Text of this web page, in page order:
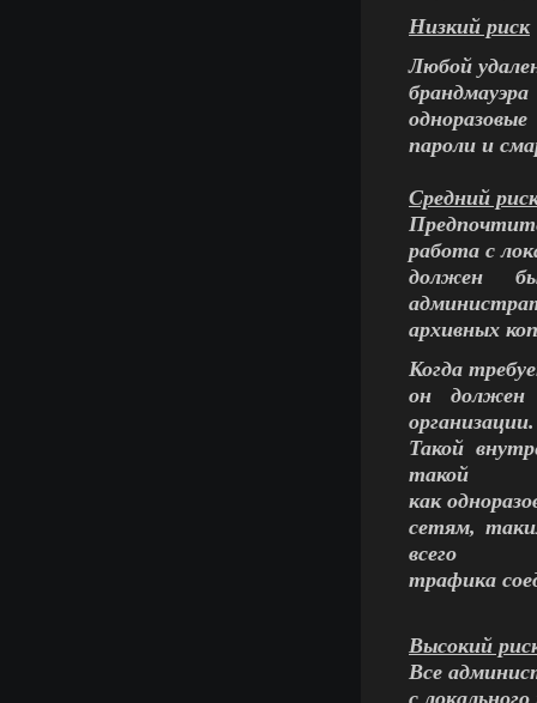
Низкий риск
Любой
одноразовые
пароли и
Средний
работа с
должен
архивных
Когда
он должен
организации.
Такой
такой
как
сетям,
всего
трафика
Высокий
Все